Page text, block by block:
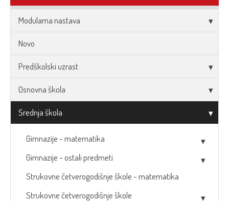
Modularna nastava
Novo
Predškolski uzrast
Osnovna škola
Srednja škola
Gimnazije - matematika
Gimnazije - ostali predmeti
Strukovne četverogodišnje škole - matematika
Strukovne četverogodišnje škole